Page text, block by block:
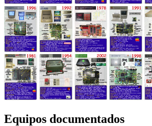
Equipos documentados